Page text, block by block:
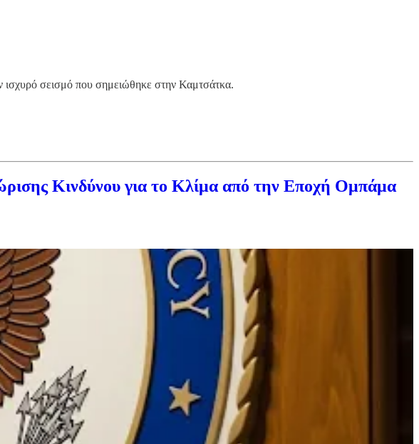
ισχυρό σεισμό που σημειώθηκε στην Καμτσάτκα.
Κινδύνου για το Κλίμα από την Εποχή Ομπάμα